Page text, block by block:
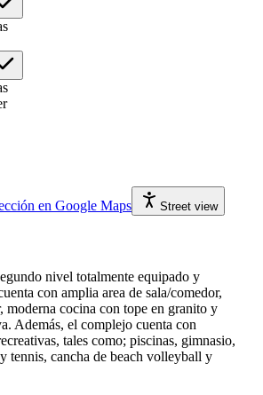
en Google Maps Street view
nivel totalmente equipado y
con amplia area de sala/comedor,
moderna cocina con tope en granito y
Además, el complejo cuenta con
tales como; piscinas, gimnasio,
tennis, cancha de beach volleyball y